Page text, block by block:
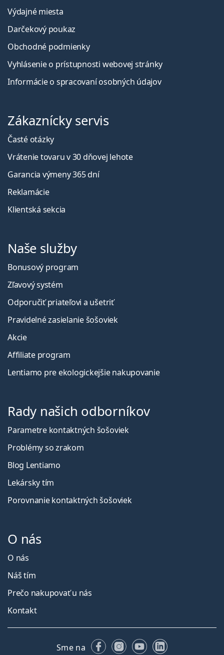
Výdajné miesta
Darčekový poukaz
Obchodné podmienky
Vyhlásenie o prístupnosti webovej stránky
Informácie o spracovaní osobných údajov
Zákaznícky servis
Časté otázky
Vrátenie tovaru v 30 dňovej lehote
Garancia výmeny 365 dní
Reklamácie
Klientská sekcia
Naše služby
Bonusový program
Zľavový systém
Odporučiť priateľovi a ušetriť
Pravidelné zasielanie šošoviek
Akcie
Affiliate program
Lentiamo pre ekologickejšie nakupovanie
Rady našich odborníkov
Parametre kontaktných šošoviek
Problémy so zrakom
Blog Lentiamo
Lekársky tím
Porovnanie kontaktných šošoviek
O nás
O nás
Náš tím
Prečo nakupovať u nás
Kontakt
Sme na FacebookuInstagrame
YouTubeLinkedIn